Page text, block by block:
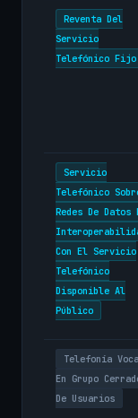
Reventa Del
Servicio
Telefónico Fijo
Servicio
Telefónico
Redes De Datos
Con El Servicio
Telefónico
Disponible Al
Público
Telefonía
En Grupo
De Usuarios